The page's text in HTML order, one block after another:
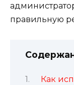
правильную
Как